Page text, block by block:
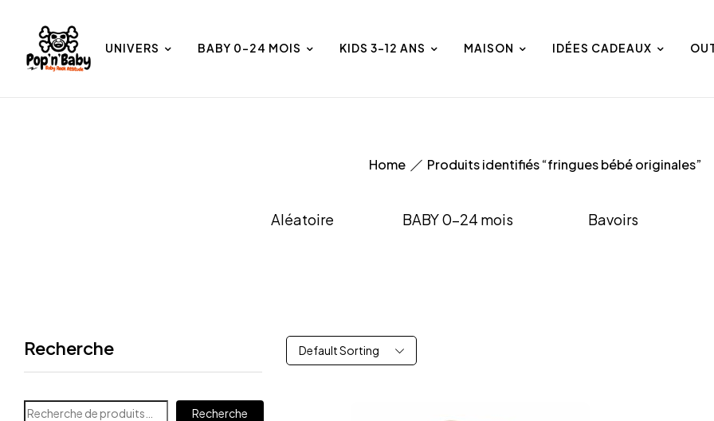
UNIVERS BABY 0-24 MOIS KIDS 3-12 ANS MAISON IDÉES CADEAUX
Home Produits identifiés “fringues bébé originales”
Aléatoire BABY 0-24 mois Bavoirs
Recherche
Recherche
Default Sorting